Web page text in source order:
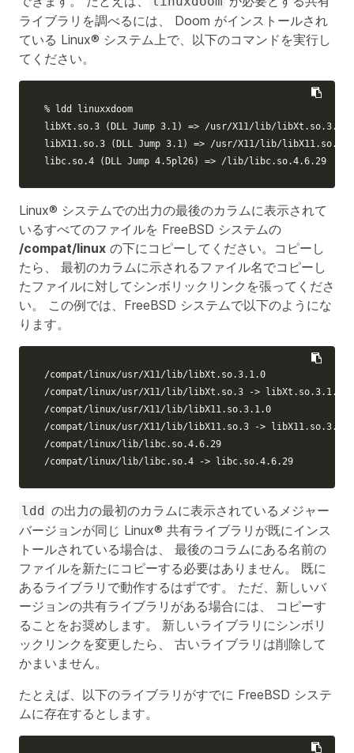
ライブラリを調べるには、 Doom がインストールされ
ている Linux® システム上で、以下のコマンドを実行し
てください。
% ldd linuxxdoom
libXt.so.3
( DLL Jump 3.1) => /usr/X11/lib/libXt.so.3.1.0
libX11.so.3
( DLL Jump 3.1) => /usr/X11/lib/
libc.so.4
( DLL Jump 4.5pl26) => /lib/libc.so.4.6.29
Linux® システムでの出力の最後のカラムに表示されて
いるすべてのファイルを FreeBSD システムの
/compat/linux の下にコピーしてください。コピーし
たら、 最初のカラムに示されるファイル名でコピーし
たファイルに対してシンボリックリンクを張ってくださ
い。 この例では、FreeBSD システムで以下のようにな
ります。
/compat/linux/usr/X11/lib/libXt.so.3.1.0
/compat/linux/usr/X11/lib/libXt.so.3 -> libXt.so.3.1.0
/compat/linux/usr/X11/lib/libX11.so.3.1.0
/compat/linux/usr/X11/lib/libX11.so.3 -> libX11.so.3.1.0
/compat/linux/lib/libc.so.4.6.29
/compat/linux/lib/libc.so.4 -> libc.so.4.6.29
ldd の出力の最初のカラムに表示されているメジャー
バージョンが同じ Linux® 共有ライブラリが既にインス
トールされている場合は、 最後のコラムにある名前の
ファイルを新たにコピーする必要はありません。 既に
あるライブラリで動作するはずです。 ただ、新しいバ
ージョンの共有ライブラリがある場合には、 コピーす
ることをお奨めします。 新しいライブラリにシンボリ
ックリンクを変更したら、 古いライブラリは削除して
かまいません。
たとえば、以下のライブラリがすでに FreeBSD システ
ムに存在するとします。